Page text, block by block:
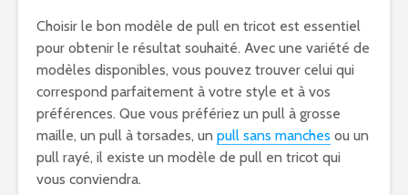
Choisir le bon modèle de pull en tricot est essentiel
pour obtenir le résultat souhaité. Avec une variété de
modèles disponibles, vous pouvez trouver celui qui
correspond parfaitement à votre style et à vos
préférences. Que vous préfériez un pull à grosse
maille, un pull à torsades, un pull sans manches ou un
pull rayé, il existe un modèle de pull en tricot qui
vous conviendra.